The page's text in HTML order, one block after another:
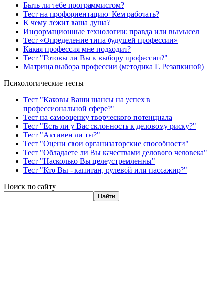
Быть ли тебе программистом?
Тест на профориентацию: Кем работать?
К чему лежит ваша душа?
Информационные технологии: правда или вымысел
Тест «Определение типа будущей профессии»
Какая профессия мне подходит?
Тест "Готовы ли Вы к выбору профессии?"
Матрица выбора профессии (методика Г. Резапкиной)
Психологические тесты
Тест "Каковы Ваши шансы на успех в
профессиональной сфере?"
Тест на самооценку творческого потенциала
Тест "Есть ли у Вас склонность к деловому риску?"
Тест "Активен ли ты?"
Тест "Оцени свои организаторские способности"
Тест "Обладаете ли Вы качествами делового человека"
Тест "Насколько Вы целеустремленны"
Тест "Кто Вы - капитан, рулевой или пассажир?"
Поиск по сайту
Найти